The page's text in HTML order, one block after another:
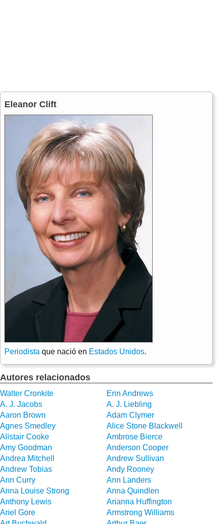
Eleanor Clift
Periodista que nació en Estados Unidos.
Autores relacionados
Walter Cronkite
Erin Andrews
A. J. Jacobs
A. J. Liebling
Aaron Brown
Adam Clymer
Agnes Smedley
Alice Stone Blackwell
Alistair Cooke
Ambrose Bierce
Amy Goodman
Anderson Cooper
Andrea Mitchell
Andrew Sullivan
Andrew Tobias
Andy Rooney
Ann Curry
Ann Landers
Anna Louise Strong
Anna Quindlen
Anthony Lewis
Arianna Huffington
Ariel Gore
Armstrong Williams